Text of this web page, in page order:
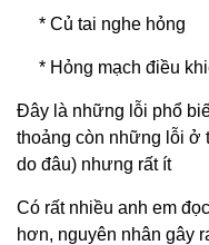
* Củ tai nghe hỏng
* Hỏng mạch điều
Đây là những lỗi phổ
thoảng còn những lỗi ở
do đâu) nhưng rất ít
Có rất nhiều anh em
hơn, nguyên nhân gây